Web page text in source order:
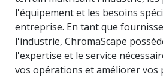
l'équipement et les besoins
entreprise. En tant que
l'industrie, ChromaScape
l'expertise et le service
vos opérations et améliorer vos